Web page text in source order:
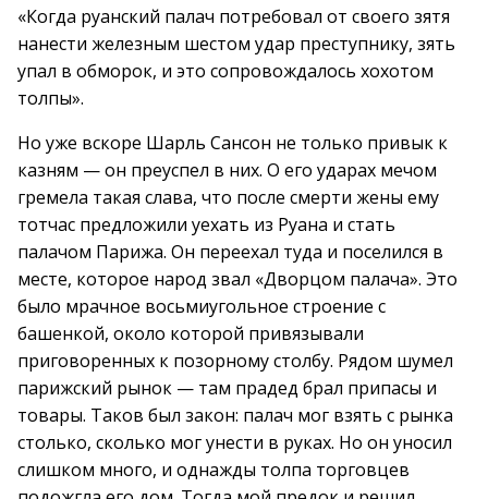
«Когда руанский палач потребовал от своего зятя
нанести железным шестом удар преступнику, зять
упал в обморок, и это сопровождалось хохотом
толпы».
Но уже вскоре Шарль Сансон не только привык к
казням — он преуспел в них. О его ударах мечом
гремела такая слава, что после смерти жены ему
тотчас предложили уехать из Руана и стать
палачом Парижа. Он переехал туда и поселился в
месте, которое народ звал «Дворцом палача». Это
было мрачное восьмиугольное строение с
башенкой, около которой привязывали
приговоренных к позорному столбу. Рядом шумел
парижский рынок — там прадед брал припасы и
товары. Таков был закон: палач мог взять с рынка
столько, сколько мог унести в руках. Но он уносил
слишком много, и однажды толпа торговцев